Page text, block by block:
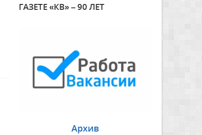
ГАЗЕТЕ «КВ» – 90 ЛЕТ
Архив